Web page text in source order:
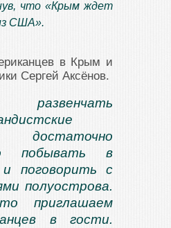
что «Крым ждет
США».
в Крым и
Сергей Аксёнов.
развенчать
достаточно
побывать в
поговорить с
полуострова.
приглашаем
в гости.